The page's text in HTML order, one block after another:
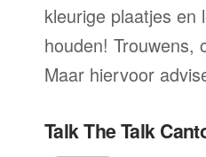
kleurige plaatjes en
houden! Trouwens,
Maar hiervoor
Talk The Talk